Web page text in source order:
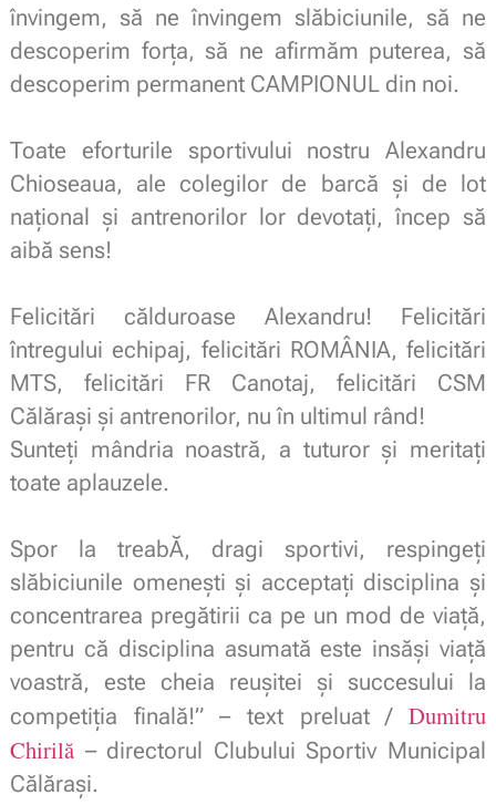
învingem, să ne învingem slăbiciunile, să ne
descoperim forța, să ne afirmăm puterea, să
descoperim permanent CAMPIONUL din noi.
Toate eforturile sportivului nostru Alexandru
Chioseaua, ale colegilor de barcă și de lot
național și antrenorilor lor devotați, încep să
aibă sens!
Felicitări călduroase Alexandru! Felicitări
întregului echipaj, felicitări ROMÂNIA, felicitări
MTS, felicitări FR Canotaj, felicitări CSM
Călărași și antrenorilor, nu în ultimul rând!
Sunteți mândria noastră, a tuturor și meritați
toate aplauzele.
Spor la treabĂ, dragi sportivi, respingeți
slăbiciunile omenești și acceptați disciplina și
concentrarea pregătirii ca pe un mod de viață,
pentru că disciplina asumată este insăși viață
voastră, este cheia reușitei și succesului la
competiția finală!” – text preluat /Dumitru
Chirilă– directorul Clubului Sportiv Municipal
Călărași.